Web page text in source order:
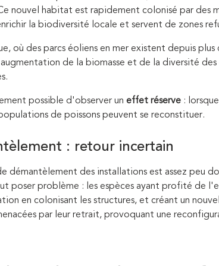
nouvel habitat est rapidement colonisé par des
la biodiversité locale et servent de zones
où des parcs éoliens en mer existent depuis
de la biomasse et de la diversité des
possible d'observer un effet réserve :
de poissons peuvent se reconstituer.
: retour incertain
démantèlement des installations est assez peu
poser problème : les espèces ayant profité de
en colonisant les structures, et créant un
par leur retrait, provoquant une